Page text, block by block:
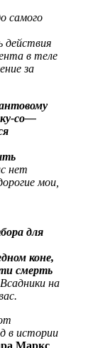
самого
действия
в теле
за
со—
нет
мои,
для
коне,
смерть
на
в истории
Маркс